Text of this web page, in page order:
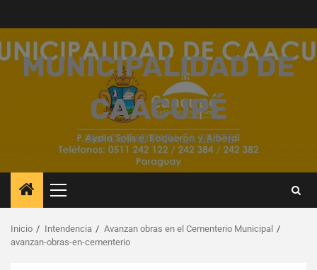
contenido
MUNICIPALIDAD DE
CAACUPÉ
UNA CIUDAD PARA LA GENTE
Menú
principal
Inicio Intendencia
Avanzan obras en el Cementerio Municipal
avanzan-obras-en-cementerio